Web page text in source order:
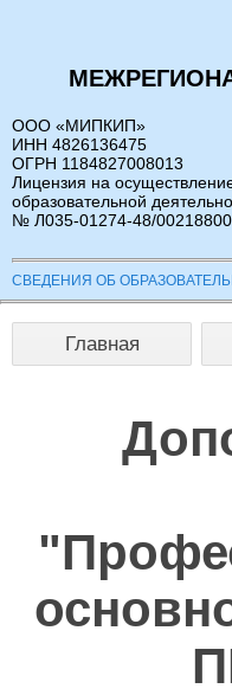
ООО «МИПКИП»
ИНН 4826136475
ОГРН 1184827008013
Лицензия на
образовательной
№ Л035-01274-48/00218800
СВЕДЕНИЯ ОБ
Главная